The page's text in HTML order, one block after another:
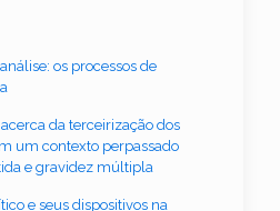
os processos de
da terceirização dos
um contexto perpassado
e gravidez múltipla
e seus dispositivos na